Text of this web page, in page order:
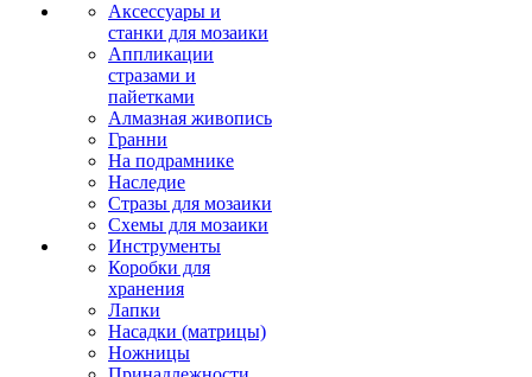
Аксессуары и
станки для мозаики
Аппликации
стразами и
пайетками
Алмазная живопись
Гранни
На подрамнике
Наследие
Стразы для мозаики
Схемы для мозаики
Инструменты
Коробки для
хранения
Лапки
Насадки (матрицы)
Ножницы